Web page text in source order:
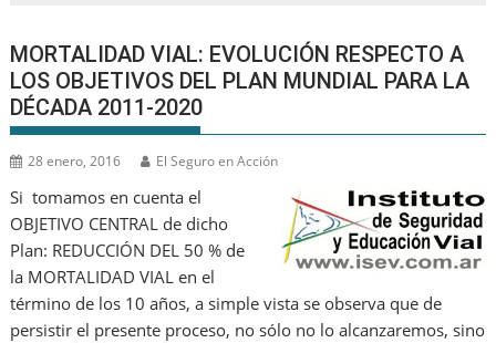
MORTALIDAD VIAL: EVOLUCIÓN RESPECTO A
LOS OBJETIVOS DEL PLAN MUNDIAL PARA LA
DÉCADA 2011-2020
28 enero, 2016 El Seguro en Acción
Si tomamos en cuenta el
OBJETIVO CENTRAL de dicho
Plan: REDUCCIÓN DEL 50 % de
la MORTALIDAD VIAL en el
término de los 10 años, a simple vista se observa que de
persistir el presente proceso, no sólo no lo alcanzaremos, sino